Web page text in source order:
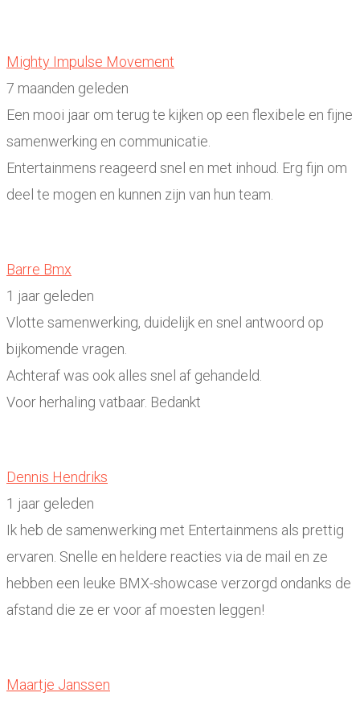
Mighty Impulse Movement
7 maanden geleden
Een mooi jaar om terug te kijken op een flexibele en fijne
samenwerking en communicatie.
Entertainmens reageerd snel en met inhoud. Erg fijn om
deel te mogen en kunnen zijn van hun team.
Barre Bmx
1 jaar geleden
Vlotte samenwerking, duidelijk en snel antwoord op
bijkomende vragen.
Achteraf was ook alles snel af gehandeld.
Voor herhaling vatbaar. Bedankt
Dennis Hendriks
1 jaar geleden
Ik heb de samenwerking met Entertainmens als prettig
ervaren. Snelle en heldere reacties via de mail en ze
hebben een leuke BMX-showcase verzorgd ondanks de
afstand die ze er voor af moesten leggen!
Maartje Janssen